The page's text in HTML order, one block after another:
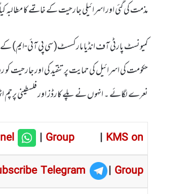
مذمت کی گئی اور اسرائیلی جارحیت کے خاتمے کا مطالبہ
کمیونسٹ پارٹی آف انڈیا مارکسسٹ( سی پی آئی-ایم) کے
حکومت کی اسرائیل کی حمایت پر تنقید کی اور جارحیت
نعرے لگائے ۔ انہوں نے پلے کارڈز اور فلسطینی پرچم
|Group | KMS on
Telegram
| Group